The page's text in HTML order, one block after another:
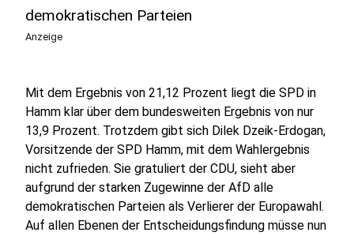
demokratischen Parteien
Anzeige
Mit dem Ergebnis von 21,12 Prozent liegt die SPD in
Hamm klar über dem bundesweiten Ergebnis von nur
13,9 Prozent. Trotzdem gibt sich Dilek Dzeik-Erdogan,
Vorsitzende der SPD Hamm, mit dem Wahlergebnis
nicht zufrieden. Sie gratuliert der CDU, sieht aber
aufgrund der starken Zugewinne der AfD alle
demokratischen Parteien als Verlierer der Europawahl.
Auf allen Ebenen der Entscheidungsfindung müsse nun